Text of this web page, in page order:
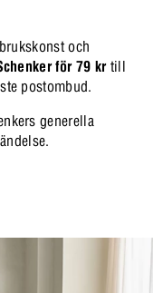
och
för 79 krtill
postombud.
generella